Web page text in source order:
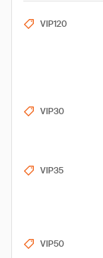
VIP120
VIP30
VIP35
VIP50